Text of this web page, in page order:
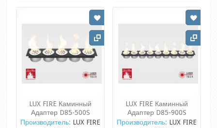
LUX FIRE Каминный
Адаптер D85-500S
Производитель: LUX FIRE
LUX FIRE Каминный
Адаптер D85-900S
Производитель: LUX FIRE